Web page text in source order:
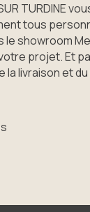
SUR TURDINE
tous
le showroom
projet. Et
livraison et